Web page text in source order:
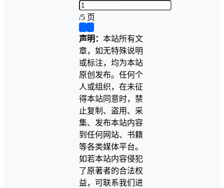
/5 页
声明： 本站所有文
章，如无特殊说明
或标注，均为本站
原创发布。任何个
人或组织，在未征
得本站同意时，禁
止复制、盗用、采
集、发布本站内容
到任何网站、书籍
等各类媒体平台。
如若本站内容侵犯
了原著者的合法权
益，可联系我们进